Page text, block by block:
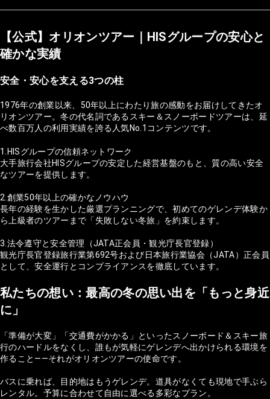
【公式】オリオンツアー｜HISグループの安心と
確かな実績
安全・安心を支える3つの柱
1976年の創業以来、50年以上にわたり旅の感動をお届けしてきたオ
リオンツアー。冬の代名詞であるスキー＆スノーボードツアーは、延
べ数百万人の利用実績を誇る人気No.1コンテンツです。
1.HISグループの信頼ネットワーク
大手旅行会社HISグループの安定した経営基盤のもと、質の高い安全
なツアーを提供します。
2.創業50年以上の確かなノウハウ
長年の経験を生かした厳選プランニングで、初めてのゲレンデ体験か
ら上級者のツアーまで「失敗しない冬旅」を約束します。
3.法令遵守と安全管理（JATA正会員・観光庁長官登録）
観光庁長官登録旅行業第692号および日本旅行業協会（JATA）正会員
として、安全運行とコンプライアンスを徹底しています。
私たちの想い：最高の冬の思い出を「もっと身近
に」
「準備が大変」「交通費がかかる」といったスノーボード＆スキー旅
行のハードルをなくし、誰もが気軽にゲレンデへ出かけられる環境を
作ること——それがオリオンツアーの使命です。
バスに乗れば、目的地はもうゲレンデ。道具がなくても現地で手ぶら
レンタル。予算に合わせて自由に選べる多彩なプラン。